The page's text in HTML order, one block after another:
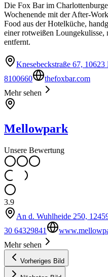
Die Fox Bar im
Wochenende mit der After-
Food aus der Hotelküche,
einer rotweißen
entfernt.
Knesebeckstraße 67,
8100660
thefoxbar.com
Mehr sehen
Mellowpark
Unsere Bewertung
3.9
An d. Wuhlheide 250,
30 64329841
Mehr sehen
Vorheriges Bild